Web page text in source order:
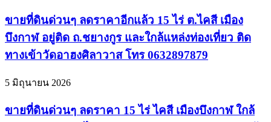
ขายที่ดินด่วนๆ ลดราคาอีกแล้ว 15 ไร่ ต.ไคสี เมือง
บึงกาฬ อยู่ติด ถ.ชยางกูร และใกล้แหล่งท่องเที่ยว ติด
ทางเข้าวัดอาฮงศิลาวาส โทร 0632897879
5 มิถุนายน 2026
ขายที่ดินด่วนๆ ลดราคา 15 ไร่ ไคสี เมืองบึงกาฬ ใกล้